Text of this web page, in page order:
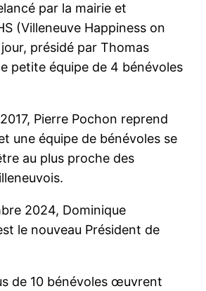
par la mairie et
(Villeneuve Happiness on
présidé par Thomas
petite équipe de 4 bénévoles
Pierre Pochon reprend
une équipe de bénévoles se
au plus proche des
2024, Dominique
le nouveau Président de
de 10 bénévoles œuvrent